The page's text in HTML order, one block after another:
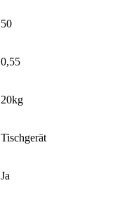
50
0,55
20kg
Tischgerät
Ja